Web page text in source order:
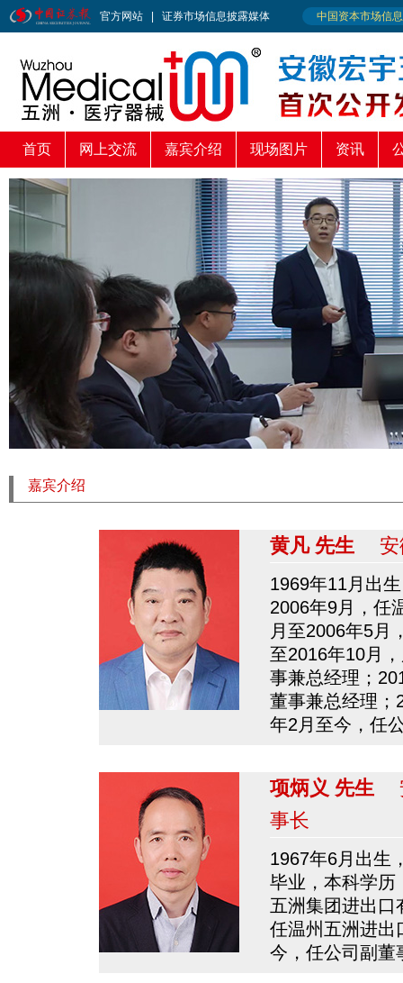
首页 网上交流 嘉宾介绍 现场图片 资讯
嘉宾介绍
黄凡 先生 安
1969年11月出
2006年9月，任
月至2006年5月
至2016年10月
事兼总经理；
董事兼总经理；
年2月至今，任
项炳义 先生
事长
1967年6月出生
毕业，本科学历
五洲集团进出口
任温州五洲进出
今，任公司副董